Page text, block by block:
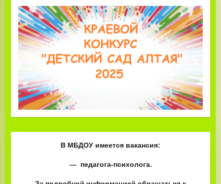
В МБДОУ имеется вакансия:
— педагога-психолога.